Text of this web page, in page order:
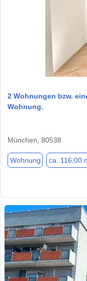
2 Wohnungen bzw.
Wohnung.
München, 80538
Wohnung ca. 116,00